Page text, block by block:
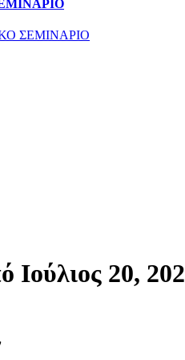
Ιούλιος 20,